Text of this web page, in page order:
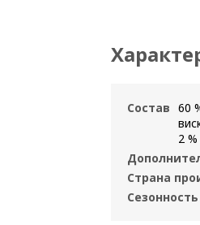
Состав 60
2
Страна
Сезонность